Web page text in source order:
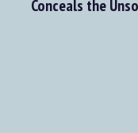
Conceals the